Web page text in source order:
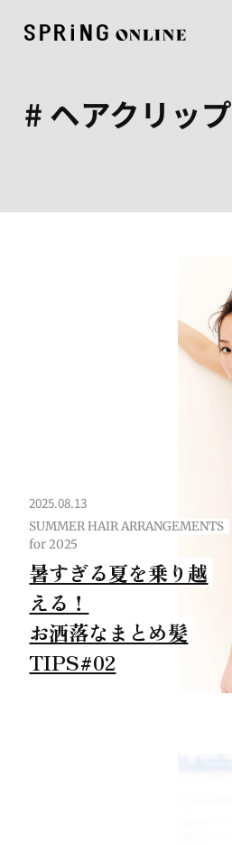
# ヘアクリップ
2025.08.13
SUMMER HAIR ARRANGEMENTS
for 2025
暑すぎる夏を乗り越
える！
お洒落なまとめ髪
TIPS#02